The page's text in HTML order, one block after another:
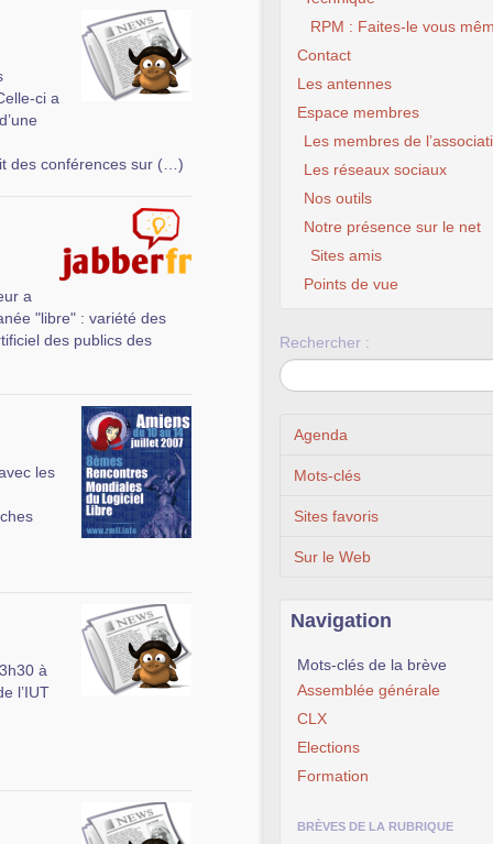
ci a
des conférences sur (…)
a
"libre" : variété des
des publics des
les
à
l’IUT
RPM : Faites-le vous
Contact
Les antennes
Espace membres
Les membres de
Les réseaux sociaux
Nos outils
Notre présence sur le net
Sites amis
Points de vue
Rechercher :
Agenda
Mots-clés
Sites favoris
Sur le Web
Navigation
Mots-clés de la brève
Assemblée générale
CLX
Elections
Formation
BRÈVES DE LA RUBRIQUE
CLX Fourmies –